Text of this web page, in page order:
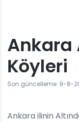
Ankara
Köyleri
Son güncelleme: 9-8-
Ankara ilinin